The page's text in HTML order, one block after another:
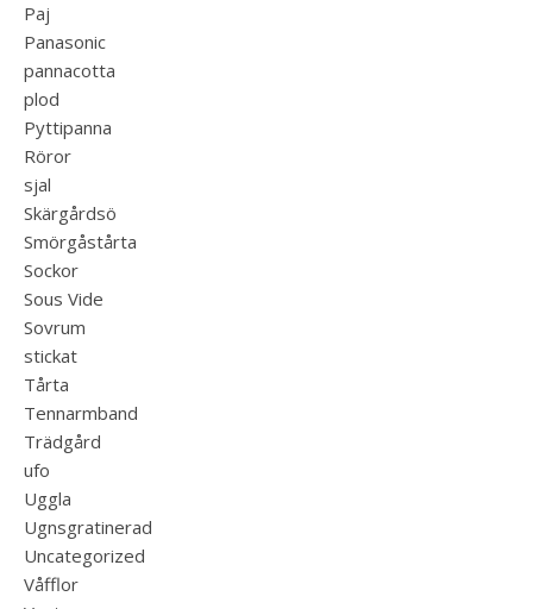
Paj
Panasonic
pannacotta
plod
Pyttipanna
Röror
sjal
Skärgårdsö
Smörgåstårta
Sockor
Sous Vide
Sovrum
stickat
Tårta
Tennarmband
Trädgård
ufo
Uggla
Ugnsgratinerad
Uncategorized
Våfflor